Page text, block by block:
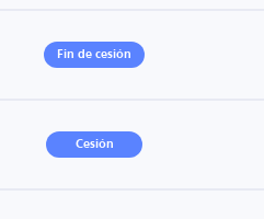
Fin de cesión
Cesión